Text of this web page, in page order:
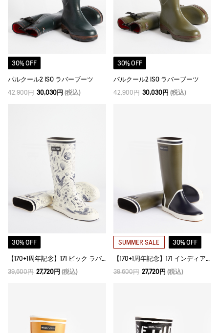
30% OFF
パルクール2 ISO ラバーブーツ
42,900円 30,030円 (税込)
30% OFF
パルクール2 ISO ラバーブーツ
42,900円 30,030円 (税込)
30% OFF
【170+1周年記念】171 ビック ラバーブーツ
39,600円 27,720円 (税込)
SUMMER SALE 30% OFF
【170+1周年記念】171 インディア・マダヴィ ラバーブーツ
39,600円 27,720円 (税込)